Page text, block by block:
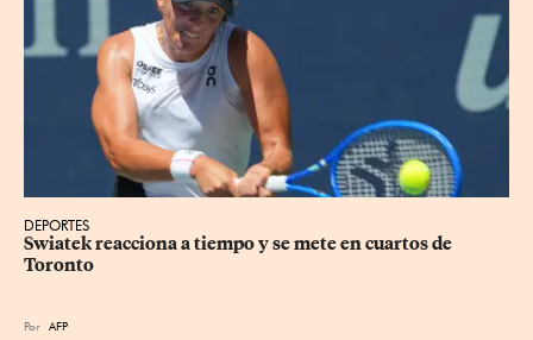
DEPORTES
Swiatek reacciona a tiempo y se mete en cuartos de
Toronto
Por AFP